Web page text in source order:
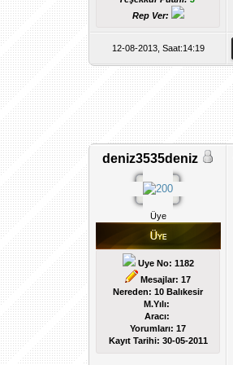
Rep Ver:
12-08-2013, Saat:14:19
deniz3535deniz
Üye
Uye No: 1182
Mesajlar: 17
Nereden: 10 Balıkesir
M.Yılı:
Aracı:
Yorumları:17
Kayıt Tarihi: 30-05-2011